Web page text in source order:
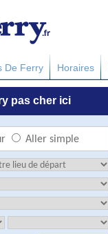
De Ferry Horaires